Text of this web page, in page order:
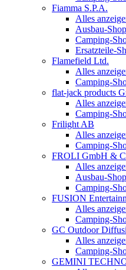
Fiamma S.P.A.
Alles
Ausbau-Shop
Camping-
Ersatzteile-
Flamefield Ltd.
Alles
Camping-
flat-jack products
Alles
Camping-
Frilight AB
Alles
Camping-
FROLI GmbH &
Alles
Ausbau-Shop
Camping-
FUSION
Alles
Camping-
GC Outdoor
Alles
Camping-
GEMINI